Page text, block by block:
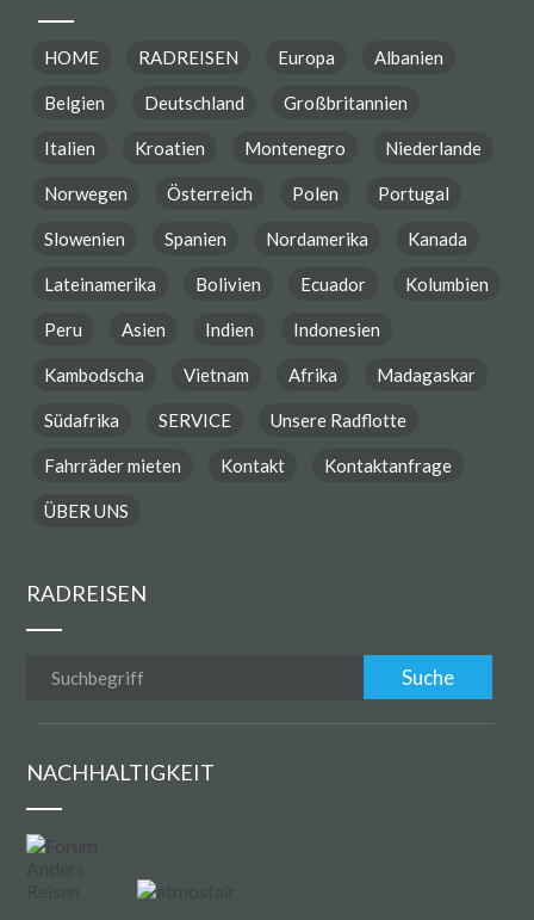
HOME RADREISEN Europa Albanien
Belgien Deutschland Großbritannien
Italien Kroatien Montenegro Niederlande
Norwegen Österreich Polen Portugal
Slowenien Spanien Nordamerika Kanada
Lateinamerika Bolivien Ecuador Kolumbien
Peru Asien Indien Indonesien
Kambodscha Vietnam Afrika Madagaskar
Südafrika SERVICE Unsere Radflotte
Fahrräder mieten Kontakt Kontaktanfrage
ÜBER UNS
RADREISEN
NACHHALTIGKEIT